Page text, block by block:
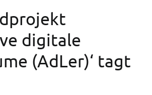
digitale
(AdLer)‘ tagt